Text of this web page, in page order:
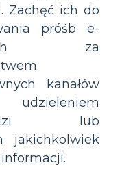
Zachęć ich do
próśb e-
za
kanałów
lub
jakichkolwiek